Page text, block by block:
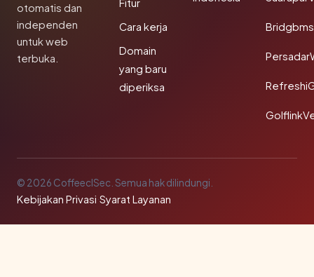
otomatis dan
independen
untuk web
terbuka.
Fitur
Cara kerja
Domain
yang baru
diperiksa
© 2026 CoffeeclSec. Semua hak dilindungi.
Kebijakan Privasi·Syarat Layanan